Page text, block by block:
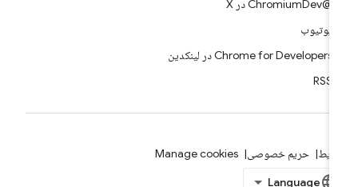
یوتیوب
Chrome for Developers در لینکدین
حریم خصوصی Manage cookies